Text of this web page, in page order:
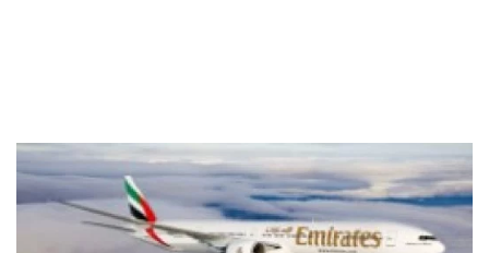
Incidenti
Industria